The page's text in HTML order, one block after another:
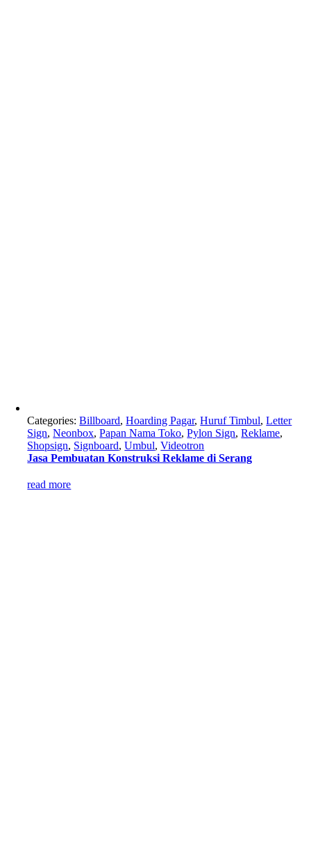
Categories:Billboard,Hoarding Pagar,Huruf Timbul,Letter
Sign,Neonbox,Papan Nama Toko,Pylon Sign,Reklame,
Shopsign, Signboard,Umbul,Videotron
Jasa Pembuatan Konstruksi Reklame di Serang
read more